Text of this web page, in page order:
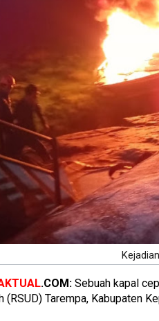
.COM: Sebuah kapal
(RSUD) Tarempa, Kabupaten